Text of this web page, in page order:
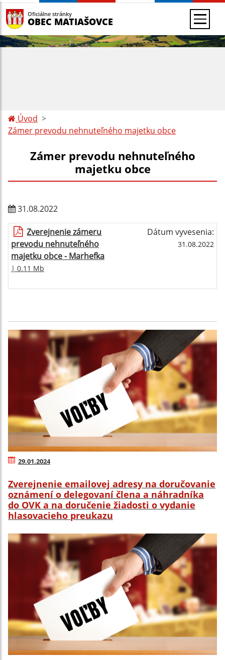
Oficiálne stránky
OBEC MATIAŠOVCE
Úvod
Zámer prevodu nehnuteľného majetku obce
Zámer prevodu nehnuteľného
majetku obce
31.08.2022
Zverejnenie zámeru
prevodu nehnuteľného
majetku obce - Marhefka
| 0.11 Mb
Dátum vyvesenia:
31.08.2022
29.01.2024
Zverejnenie emailovej adresy na doručovanie
oznámení o delegovaní člena a náhradníka
do OVK a na doručenie žiadosti o vydanie
hlasovacieho preukazu